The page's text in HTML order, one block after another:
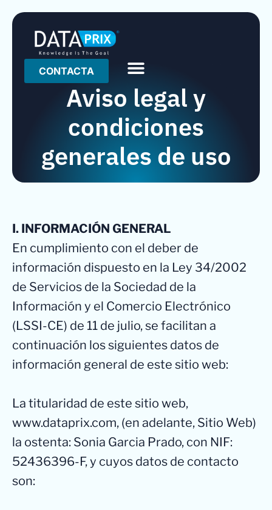
CONTACTA
Aviso legal y
condiciones
generales de uso
I. INFORMACIÓN GENERAL
En cumplimiento con el deber de
información dispuesto en la Ley 34/2002
de Servicios de la Sociedad de la
Información y el Comercio Electrónico
(LSSI-CE) de 11 de julio, se facilitan a
continuación los siguientes datos de
información general de este sitio web:
La titularidad de este sitio web,
www.dataprix.com, (en adelante, Sitio Web)
la ostenta: Sonia Garcia Prado, con NIF:
52436396-F, y cuyos datos de contacto
son: